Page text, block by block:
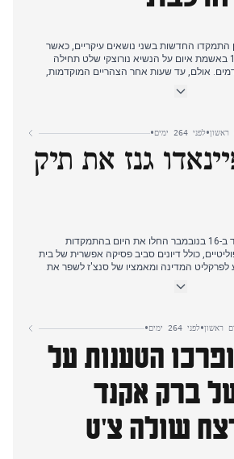
התמקדו החדשות בשני נושאים עיקריים, כאשר
מעצרו של צעיר בן 19 באשמת איום על הנשיא נורוצקי שלט תחילה
אולם, עד שעות אחר הצהריים המוקדמות,
השנויה במחלוקת בגרמניה של חפצים של
דיווחים על מסילות רכבת פגועות במזוביה,
זאת מאוחר יותר כמעשה חבלה פוטנציאלי.
לדאגה מרכזית ודחופה, לצד ההשלכות
ראשון•לפני 264 ימים •
גנז את תיק
כלי התקשורת בספרד ב-16 בנובמבר החלו את היום בהתמקדות
כולל דיונים סביב פסיקה אפשרית של בית
לפרקליט המדינה ומאמציו של סנצ'ז לשפר את
של אחר הצהריים היה החלטת השופט לגנוז את
של הנשיאות בפרשת בגוניה, אחד עשר יום
האישום נגדה. התפתחות זו זכתה לסיקור נרחב
המרכזית בכלי תקשורת רבים. לקראת הערב, דווח
של סינר בגמר הטניס, לצד תוצאות ראשוניות
ראשון•לפני 264 ימים •
הטענות על
ברק אקנד
שולה צ'ט